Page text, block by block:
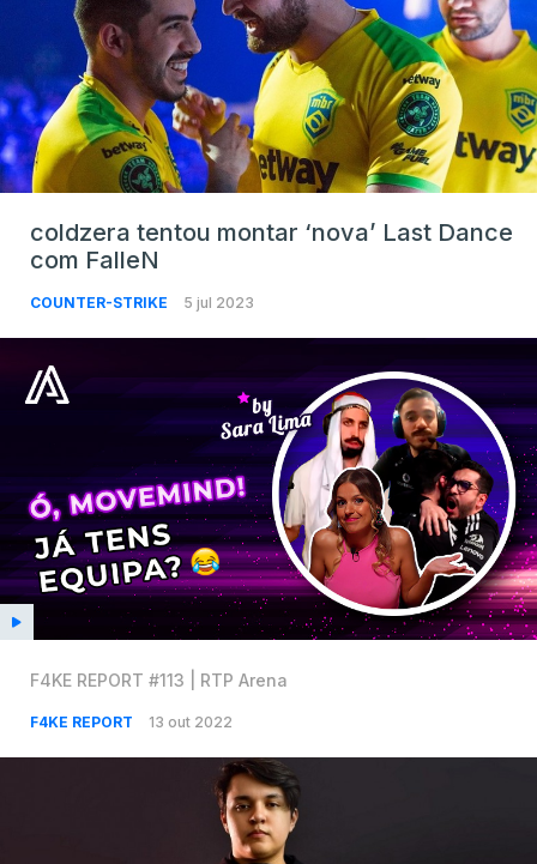
coldzera tentou montar ‘nova’ Last Dance
com FalleN
COUNTER-STRIKE 5 jul 2023
F4KE REPORT #113 | RTP Arena
F4KE REPORT 13 out 2022